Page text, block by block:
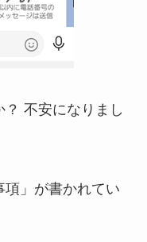
不安になりまし
項」が書かれてい